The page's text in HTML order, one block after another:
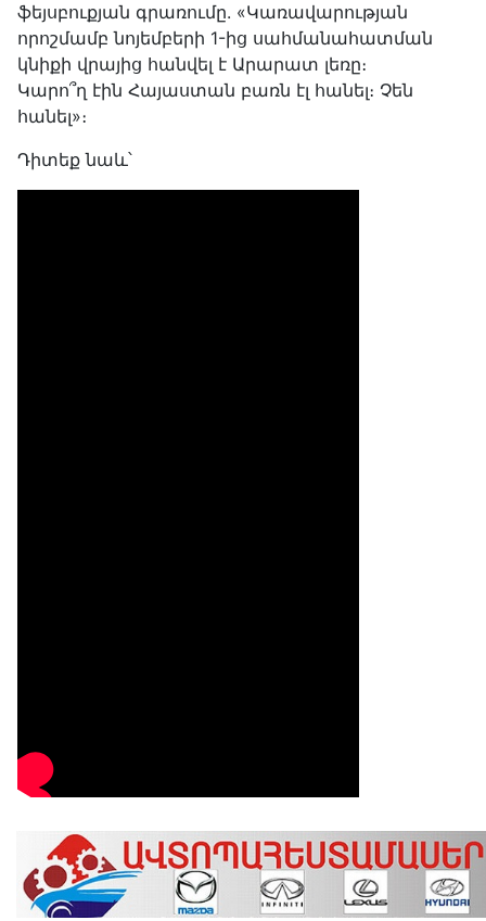
ֆեյսբուքյան գրառումը. «Կառավարության
որոշմամբ նոյեմբերի 1-ից սահմանահատման
կնիքի վրայից հանվել է Արարատ լեռը։
Կարո՞ղ էին Հայաստան բառն էլ հանել։ Չեն
հանել»։
Դիտեք նաև՝